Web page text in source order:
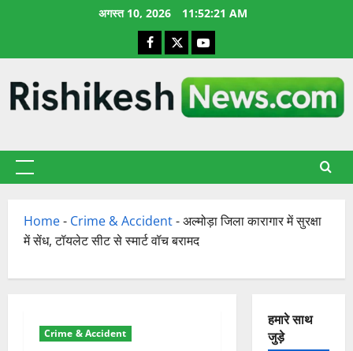
अगस्त 10, 2026 11:52:22 AM
Facebook
X YouTube
प्राथमिक
Home- Crime & Accident-अल्मोड़ा जिला कारागार में सुरक्षा
में सेंध, टॉयलेट सीट से स्मार्ट वॉच बरामद
Crime & Accident
हमारे साथ
जुड़े